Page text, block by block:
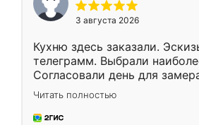
3 августа 2026
Кухню здесь заказали.
телеграмм. Выбрали
Согласовали день для
недели кухня была уже
довольны работой. Спасибо
мебель за качественную
Читать полностью